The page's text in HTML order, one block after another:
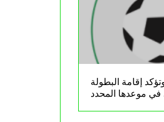
إقامة البطولة
في موعدها المحدد